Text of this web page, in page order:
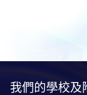
我們的學校及